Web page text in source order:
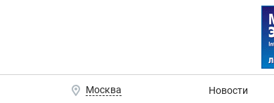
Москва Новости